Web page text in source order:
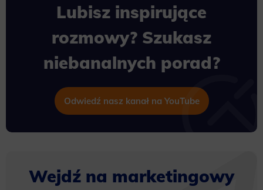
Lubisz inspirujące
rozmowy? Szukasz
niebanalnych porad?
Odwiedź nasz kanał na YouTube
Wejdź na marketingowy